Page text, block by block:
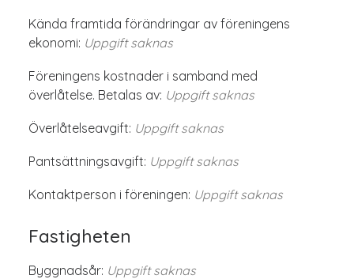
Kända framtida förändringar av föreningens
ekonomi: Uppgift saknas
Föreningens kostnader i samband med
överlåtelse. Betalas av: Uppgift saknas
Överlåtelseavgift: Uppgift saknas
Pantsättningsavgift: Uppgift saknas
Kontaktperson i föreningen: Uppgift saknas
Fastigheten
Byggnadsår: Uppgift saknas